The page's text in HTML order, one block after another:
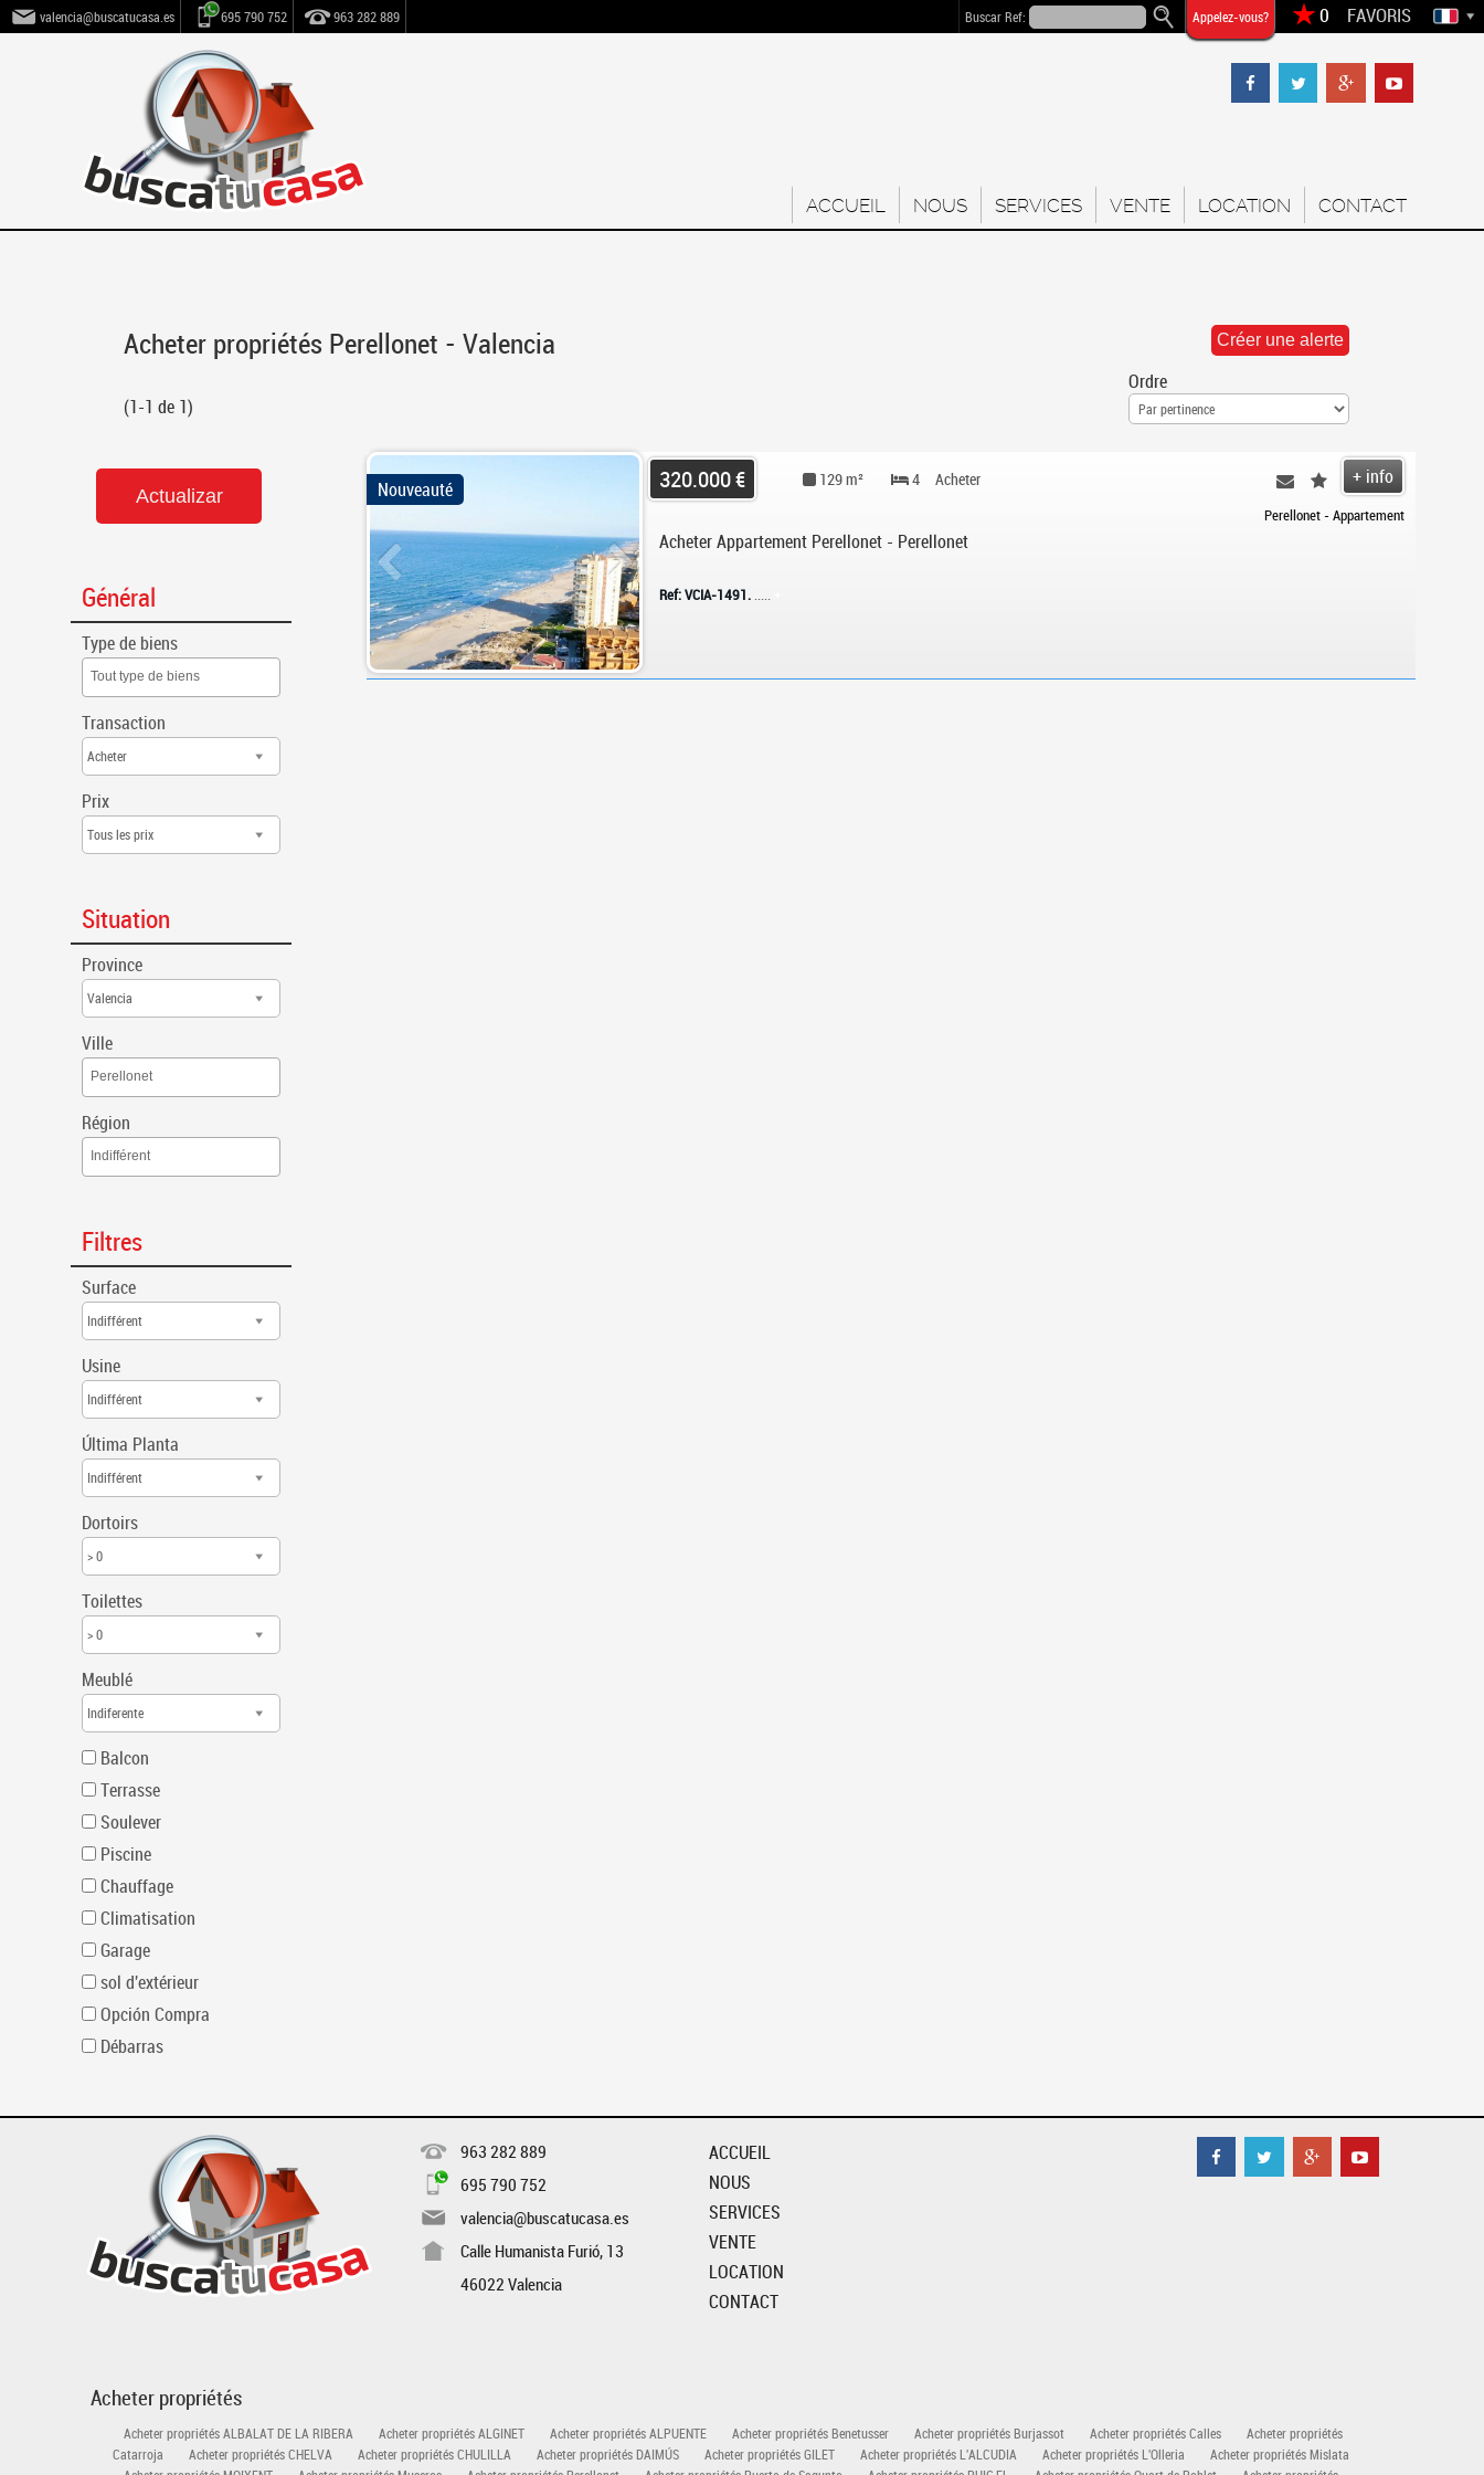
FAVORIS
Appelez-vous?
Buscar Ref:
valencia@buscatucasa.es 695 790 752 963 282 889
ACCUEIL NOUS SERVICES VENTE LOCATION CONTACT
Acheter propriétés Perellonet - Valencia
(1-1 de 1)
Ordre
Nouveauté 320.000 € 129 m² 4 Acheter + info
Acheter Appartement Perellonet - Perellonet
Perellonet - Appartement
Ref: VCIA-1491. .....
Général
Type de biens
Tout type de biens
Transaction
Acheter
Prix
Tous les prix
Situation
Province
Valencia
Ville
Perellonet
Région
Indifférent
Filtres
Surface
Indifférent
Usine
Indifférent
Última Planta
Indifférent
Dortoirs
> 0
Toilettes
> 0
Meublé
Indiferente
Balcon
Terrasse
Soulever
Piscine
Chauffage
Climatisation
Garage
sol d'extérieur
Opción Compra
Débarras
963 282 889
695 790 752
valencia@buscatucasa.es
Calle Humanista Furió, 13
46022 Valencia
ACCUEIL
NOUS
SERVICES
VENTE
LOCATION
CONTACT
Acheter propriétés
Acheter propriétés ALBALAT DE LA RIBERA Acheter propriétés ALGINET Acheter propriétés ALPUENTE Acheter propriétés Benetusser Acheter propriétés Burjassot Acheter propriétés Calles
Acheter propriétés
Catarroja
Acheter propriétés CHELVA Acheter propriétés CHULILLA Acheter propriétés DAIMÚS Acheter propriétés GILET Acheter propriétés L'ALCUDIA Acheter propriétés L'Olleria
Acheter propriétés Mislata